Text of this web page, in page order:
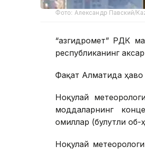
Фото: Александр Павский/
“Қазгидромет” РДК
республиканинг
Фақат Алматида
Ноқулай
моддаларнинг
омиллар (булутли
Ноқулай